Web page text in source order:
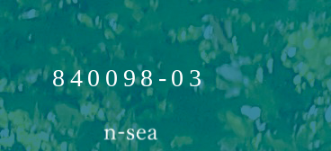
840098-03